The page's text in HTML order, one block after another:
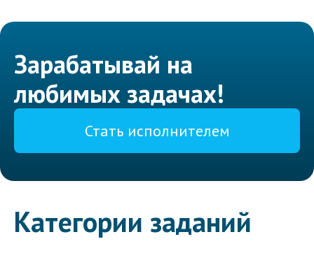
Зарабатывай на
любимых задачах!
Стать исполнителем
Категории заданий